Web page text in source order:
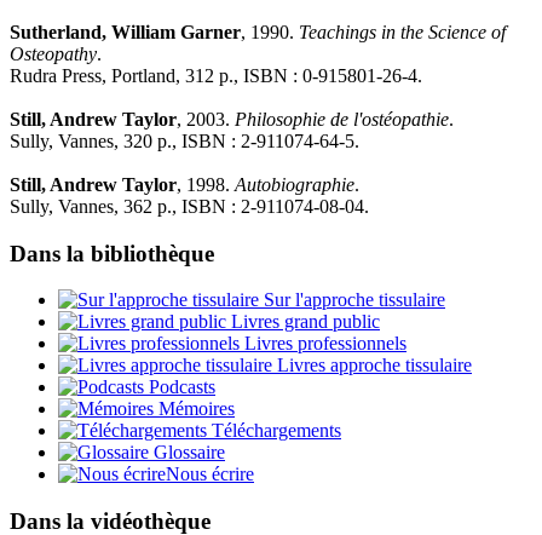
Sutherland, William Garner, 1990. Teachings in the Science of
Osteopathy.
Rudra Press, Portland, 312 p., ISBN : 0-915801-26-4.
Still, Andrew Taylor, 2003. Philosophie de l'ostéopathie.
Sully, Vannes, 320 p., ISBN : 2-911074-64-5.
Still, Andrew Taylor, 1998. Autobiographie.
Sully, Vannes, 362 p., ISBN : 2-911074-08-04.
Dans la bibliothèque
Sur l'approche tissulaire
Livres grand public
Livres professionnels
Livres approche tissulaire
Podcasts
Mémoires
Téléchargements
Glossaire
Nous écrire
Dans la vidéothèque